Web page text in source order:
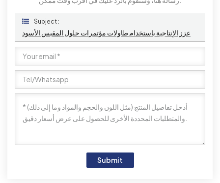
Subject :
عزز الإنتاجية باستخدام طاولات مؤتمرات حلول المقبس الأسود
Submit